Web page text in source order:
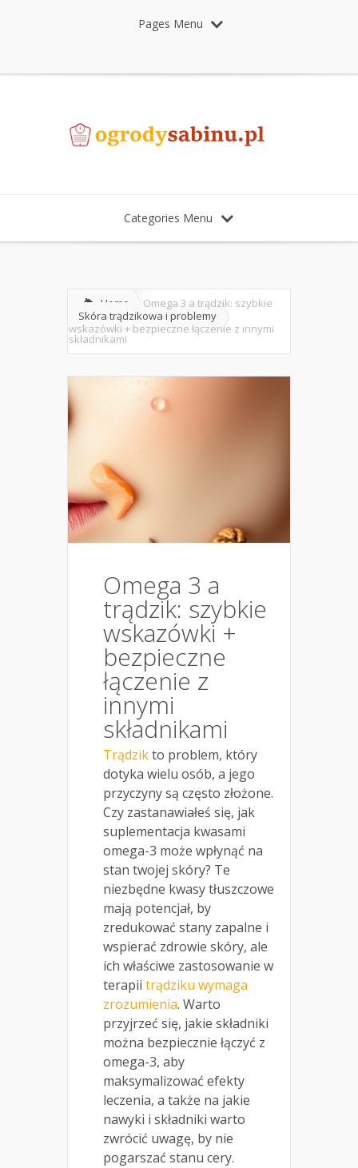
Pages Menu
Categories Menu
Home
Skóra trądzikowa i problemy
Omega 3 a trądzik: szybkie
wskazówki + bezpieczne łączenie z innymi
składnikami
Omega 3 a
trądzik: szybkie
wskazówki +
bezpieczne
łączenie z
innymi
składnikami
Trądzikto problem, który
dotyka wielu osób, a jego
przyczyny są często złożone.
Czy zastanawiałeś się, jak
suplementacja kwasami
omega-3 może wpłynąć na
stan twojej skóry? Te
niezbędne kwasy tłuszczowe
mają potencjał, by
zredukować stany zapalne i
wspierać zdrowie skóry, ale
ich właściwe zastosowanie w
terapii trądziku wymaga
zrozumienia. Warto
przyjrzeć się, jakie składniki
można bezpiecznie łączyć z
omega-3, aby
maksymalizować efekty
leczenia, a także na jakie
nawyki i składniki warto
zwrócić uwagę, by nie
pogarszać stanu cery.